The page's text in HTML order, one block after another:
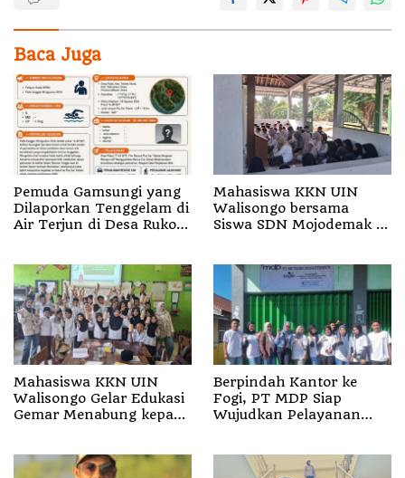
Baca Juga
Pemuda Gamsungi yang
Dilaporkan Tenggelam di
Air Terjun di Desa Ruko
Mahasiswa KKN UIN
Walisongo bersama
Siswa SDN Mojodemak 3
Mahasiswa KKN UIN
Walisongo Gelar Edukasi
Gemar Menabung kepada
Berpindah Kantor ke
Fogi, PT MDP Siap
Wujudkan Pelayanan